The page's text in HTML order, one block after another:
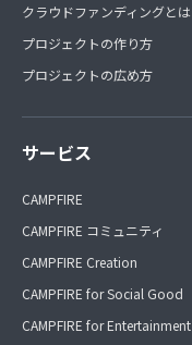
クラウドファンディングとは
プロジェクトの作り方
プロジェクトの広め方
サービス
CAMPFIRE
CAMPFIRE コミュニティ
CAMPFIRE Creation
CAMPFIRE for Social Good
CAMPFIRE for Entertainment